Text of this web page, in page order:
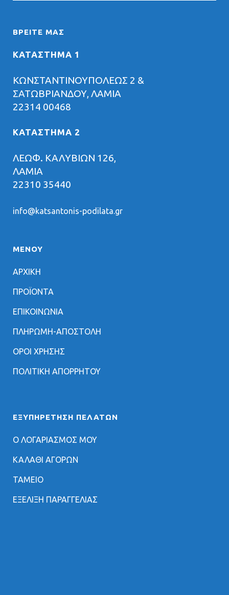
ΒΡΕΊΤΕ ΜΑΣ
ΚΑΤΑΣΤΗΜΑ 1
ΚΩΝΣΤΑΝΤΙΝΟΥΠΟΛΕΩΣ 2 &
ΣΑΤΩΒΡΙΑΝΔΟΥ, ΛΑΜΙΑ
22314 00468
ΚΑΤΑΣΤΗΜΑ 2
ΛΕΩΦ. ΚΑΛΥΒΙΩΝ 126,
ΛΑΜΙΑ
22310 35440
info@katsantonis-podilata.gr
ΜΕΝΟΥ
ΑΡΧΙΚΗ
ΠΡΟΪΟΝΤΑ
ΕΠΙΚΟΙΝΩΝΙΑ
ΠΛΗΡΩΜΗ-ΑΠΟΣΤΟΛΗ
ΟΡΟΙ ΧΡΗΣΗΣ
ΠΟΛΙΤΙΚΗ ΑΠΟΡΡΗΤΟΥ
ΕΞΥΠΗΡΈΤΗΣΗ ΠΕΛΑΤΏΝ
Ο ΛΟΓΑΡΙΑΣΜΟΣ ΜΟΥ
ΚΑΛΑΘΙ ΑΓΟΡΩΝ
ΤΑΜΕΙΟ
ΕΞΕΛΙΞΗ ΠΑΡΑΓΓΕΛΙΑΣ